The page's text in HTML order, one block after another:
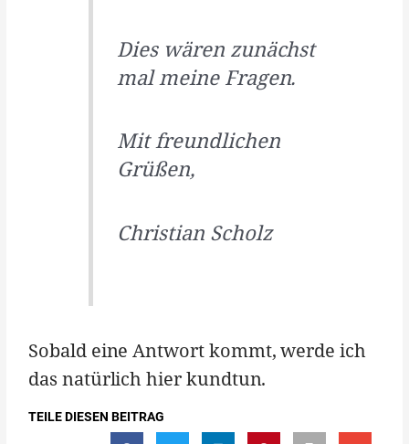
Dies wären zunächst
mal meine Fragen.
Mit freundlichen
Grüßen,
Christian Scholz
Sobald eine Antwort kommt, werde ich
das natürlich hier kundtun.
TEILE DIESEN BEITRAG